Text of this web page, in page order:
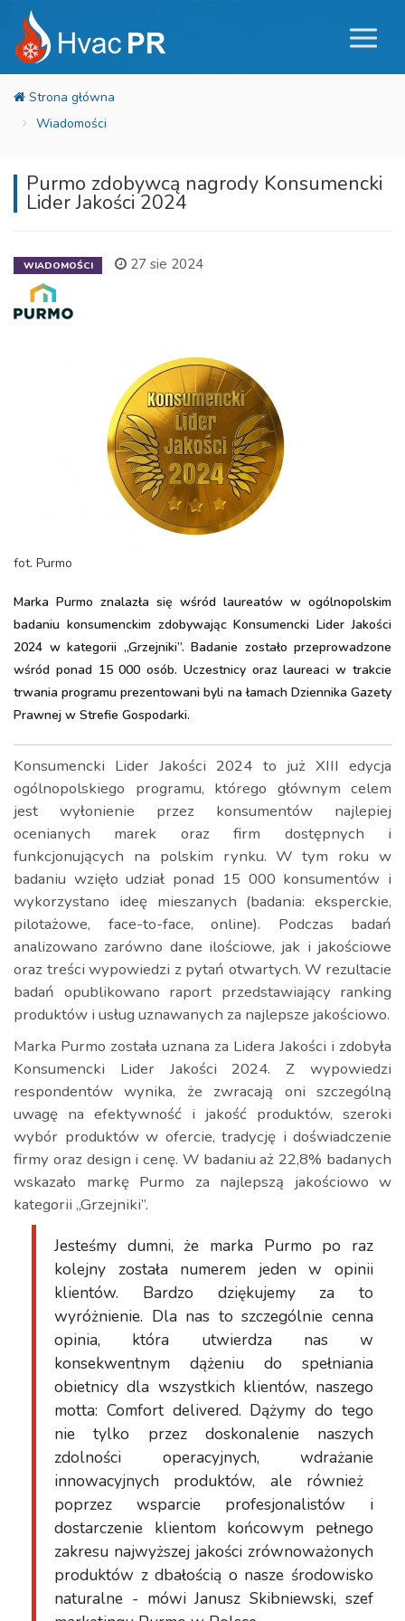
Wiadomości
Purmo zdobywcą nagrody Konsumencki
Lider Jakości 2024
WIADOMOŚCI 27 sie 2024
fot. Purmo
Marka Purmo znalazła się wśród laureatów w ogólnopolskim
badaniu konsumenckim zdobywając Konsumencki Lider Jakości
2024 w kategorii „Grzejniki”. Badanie zostało przeprowadzone
wśród ponad 15 000 osób. Uczestnicy oraz laureaci w trakcie
trwania programu prezentowani byli na łamach Dziennika Gazety
Prawnej w Strefie Gospodarki.
Konsumencki Lider Jakości 2024 to już XIII edycja
ogólnopolskiego programu, którego głównym celem
jest wyłonienie przez konsumentów najlepiej
ocenianych marek oraz firm dostępnych i
funkcjonujących na polskim rynku. W tym roku w
badaniu wzięło udział ponad 15 000 konsumentów i
wykorzystano ideę mieszanych (badania: eksperckie,
pilotażowe, face-to-face, online). Podczas badań
analizowano zarówno dane ilościowe, jak i jakościowe
oraz treści wypowiedzi z pytań otwartych. W rezultacie
badań opublikowano raport przedstawiający ranking
produktów i usług uznawanych za najlepsze jakościowo.
Marka Purmo została uznana za Lidera Jakości i zdobyła
Konsumencki Lider Jakości 2024. Z wypowiedzi
respondentów wynika, że zwracają oni szczególną
uwagę na efektywność i jakość produktów, szeroki
wybór produktów w ofercie, tradycję i doświadczenie
firmy oraz design i cenę. W badaniu aż 22,8% badanych
wskazało markę Purmo za najlepszą jakościowo w
kategorii „Grzejniki”.
Jesteśmy dumni, że marka Purmo po raz
kolejny została numerem jeden w opinii
klientów. Bardzo dziękujemy za to
wyróżnienie. Dla nas to szczególnie cenna
opinia, która utwierdza nas w
konsekwentnym dążeniu do spełniania
obietnicy dla wszystkich klientów, naszego
motta: Comfort delivered. Dążymy do tego
nie tylko przez doskonalenie naszych
zdolności operacyjnych, wdrażanie
innowacyjnych produktów, ale również
poprzez wsparcie profesjonalistów i
dostarczenie klientom końcowym pełnego
zakresu najwyższej jakości zrównoważonych
produktów z dbałością o nasze środowisko
naturalne - mówi Janusz Skibniewski, szef